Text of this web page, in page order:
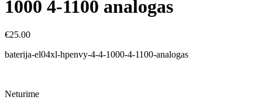
1000 4-1100 analogas
€25.00
baterija-el04xl-hpenvy-4-4-1000-4-1100-analogas
Neturime